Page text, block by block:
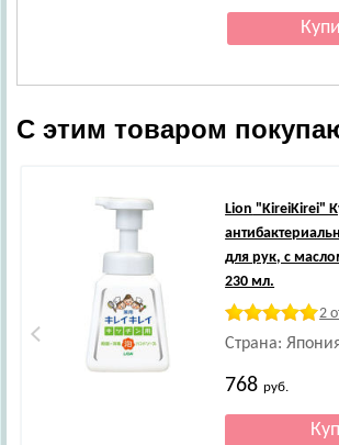
С этим товаром
Lion "KireiKirei"
для рук, с
230 мл.
2
Страна:
768руб.